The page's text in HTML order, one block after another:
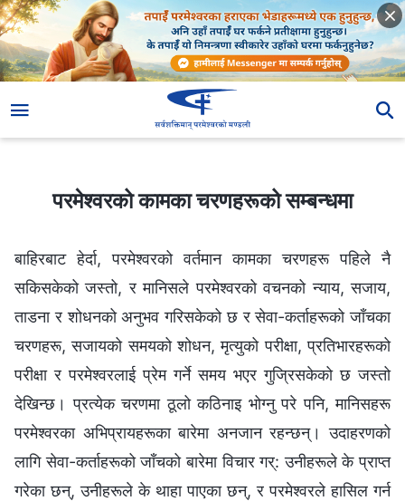
परमेश्‍वरको कामका चरणहरूको सम्‍बन्धमा
परमेश्‍वरको कामका चरणहरूको सम्‍बन्धमा
बाहिरबाट हेर्दा, परमेश्‍वरको वर्तमान कामका चरणहरू पहिले नै
सकिसकेको जस्तो, र मानिसले परमेश्‍वरको वचनको न्याय, सजाय,
ताडना र शोधनको अनुभव गरिसकेको छ र सेवा-कर्ताहरूको जाँचका
चरणहरू, सजायको समयको शोधन, मृत्युको परीक्षा, प्रतिभारहरूको
परीक्षा र परमेश्‍वरलाई प्रेम गर्ने समय भएर गुज्रिसकेको छ जस्तो
देखिन्छ। प्रत्येक चरणमा ठूलो कठिनाइ भोग्नु परे पनि, मानिसहरू
परमेश्‍वरका अभिप्रायहरूका बारेमा अनजान रहन्छन्। उदाहरणको
लागि सेवा-कर्ताहरूको जाँचको बारेमा विचार गर्: उनीहरूले के प्राप्त
गरेका छन्, उनीहरूले के थाहा पाएका छन्, र परमेश्‍वरले हासिल गर्न